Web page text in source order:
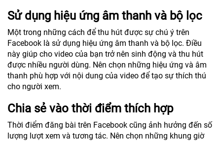
Sử dụng hiệu ứng âm thanh và bộ lọc
Một trong những cách để thu hút được sự chú ý trên
Facebook là sử dụng hiệu ứng âm thanh và bộ lọc. Điều
này giúp cho video của bạn trở nên sinh động và thu hút
được nhiều người dùng. Nên chọn những hiệu ứng và âm
thanh phù hợp với nội dung của video để tạo sự thích thú
cho người xem.
Chia sẻ vào thời điểm thích hợp
Thời điểm đăng bài trên Facebook cũng ảnh hưởng đến số
lượng lượt xem và tương tác. Nên chọn những khung giờ